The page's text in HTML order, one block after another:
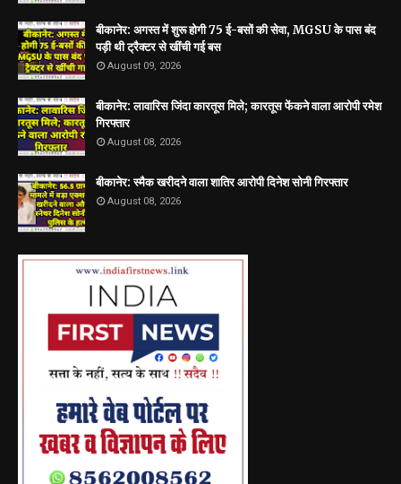
बीकानेर: अगस्त में शुरू होगी 75 ई-बसों की सेवा, MGSU के पास बंद
पड़ी थी ट्रैक्टर से खींची गई बस
August 09, 2026
बीकानेर: लावारिस जिंदा कारतूस मिले; कारतूस फेंकने वाला आरोपी रमेश
गिरफ्तार
August 08, 2026
बीकानेर: स्मैक खरीदने वाला शातिर आरोपी दिनेश सोनी गिरफ्तार
August 08, 2026